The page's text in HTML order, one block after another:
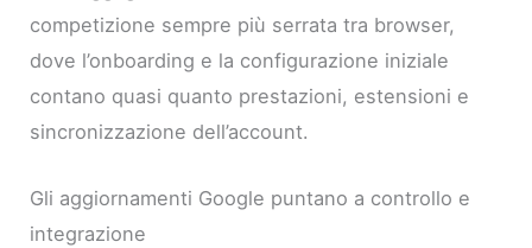
competizione sempre più serrata tra browser,
dove l’onboarding e la configurazione iniziale
contano quasi quanto prestazioni, estensioni e
sincronizzazione dell’account.
Gli aggiornamenti Google puntano a controllo e
integrazione